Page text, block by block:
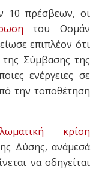
10 πρέσβεων, οι
του Οσμάν
επιπλέον ότι
Σύμβασης της
ενέργειες σε
την τοποθέτηση
κρίση
Δύσης, ανάμεσά
να οδηγείται